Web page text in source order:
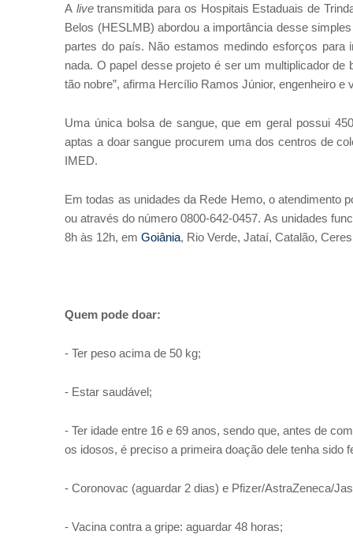
A livetransmitida para os Hospitais Estaduais de
Belos (HESLMB) abordou a importância desse
partes do país. Não estamos medindo esforços
nada. O papel desse projeto é ser um multiplicador
tão nobre”, afirma Hercílio Ramos Júnior, engenheiro e
Uma única bolsa de sangue, que em geral possui
aptas a doar sangue procurem uma dos centros de
IMED.
Em todas as unidades da Rede Hemo, o atendimento
ou através do número 0800-642-0457. As unidades
8h às 12h, em Goiânia, Rio Verde, Jataí, Catalão,
Quem pode doar:
- Ter peso acima de 50 kg;
- Estar saudável;
- Ter idade entre 16 e 69 anos, sendo que, antes de
os idosos, é preciso a primeira doação dele tenha sido
- Coronovac (aguardar 2 dias) e Pfizer/AstraZeneca/
- Vacina contra a gripe: aguardar 48 horas;